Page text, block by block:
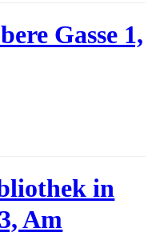
Gasse 1,
in
Am